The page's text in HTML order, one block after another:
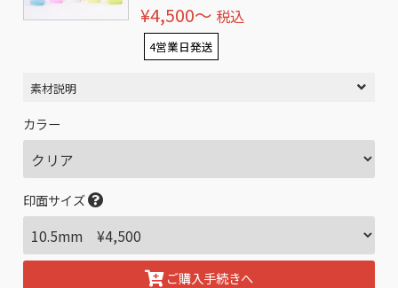
¥4,500〜 税込
4営業日発送
素材説明
カラー
印面サイズ
ご購入手続きへ